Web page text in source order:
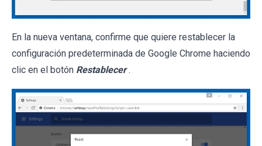
En la nueva ventana, confirme que quiere restablecer la
configuración predeterminada de Google Chrome haciendo
clic en el botón Restablecer .